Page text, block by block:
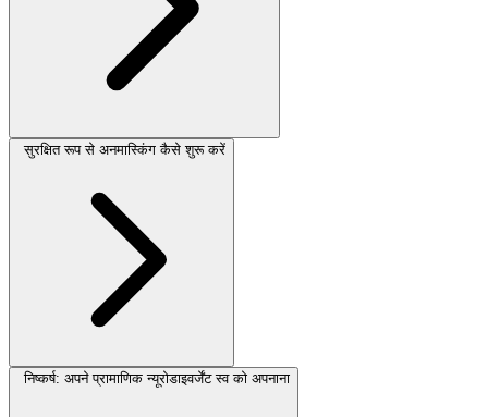
सुरक्षित रूप से अनमास्किंग कैसे शुरू करें
निष्कर्ष: अपने प्रामाणिक न्यूरोडाइवर्जेंट स्व को अपनाना